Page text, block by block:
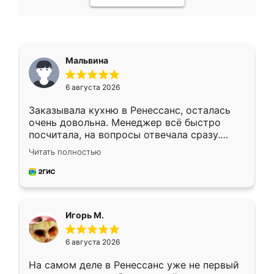
Мальвина
6 августа 2026
Заказывала кухню в Ренессанс, осталась
очень довольна. Менеджер всё быстро
посчитала, на вопросы отвечала сразу.
Замерщик приехал в субботу, подошёл к
делу со всей ответственностью. Собрали
за день, ребята работали аккуратно, даже
Читать полностью
Игорь М.
6 августа 2026
На самом деле в Ренессанс уже не первый